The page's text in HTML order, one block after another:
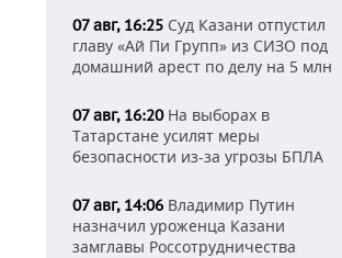
07 авг, 16:25 Суд Казани отпустил
главу «Ай Пи Групп» из СИЗО под
домашний арест по делу на 5 млн
07 авг, 16:20На выборах в
Татарстане усилят меры
безопасности из-за угрозы БПЛА
07 авг, 14:06 Владимир Путин
назначил уроженца Казани
замглавы Россотрудничества